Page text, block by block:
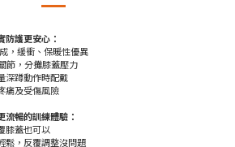
防護更安心：
，緩衝、保暖性優異
節，分攤膝蓋壓力
深蹲動作時配戴
痛及受傷風險
流暢的訓練體驗：
膝蓋也可以
鬆，反覆調整沒問題